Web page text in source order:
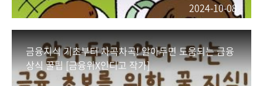
2024-10-08
금융지식 기초부터 차곡차곡! 알아두면 도움되는 금융
상식 꿀팁 [금융위X인디고 작가]